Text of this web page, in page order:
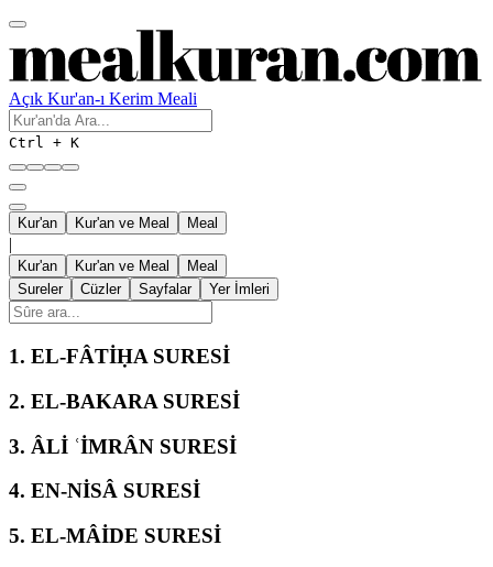
Açık Kur'an-ı Kerim Meali
Ctrl + K
Kur'an Kur'an ve Meal Meal
|
Kur'an Kur'an ve Meal
Meal
Sureler
Cüzler Sayfalar Yer İmleri
1. EL-FÂTİḤA SURESİ
2. EL-BAKARA SURESİ
3. ÂLİ ʿİMRÂN SURESİ
4. EN-NİSÂ SURESİ
5. EL-MÂİDE SURESİ